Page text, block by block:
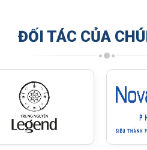
ĐỐI TÁC CỦA